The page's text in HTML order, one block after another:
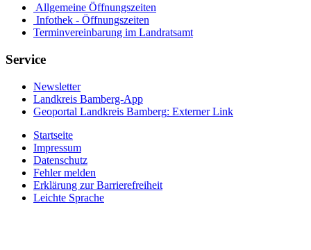
Allgemeine Öffnungszeiten
Infothek - Öffnungszeiten
Terminvereinbarung im Landratsamt
Service
Newsletter
Landkreis Bamberg-App
Geoportal Landkreis Bamberg: Externer Link
Startseite
Impressum
Datenschutz
Fehler melden
Erklärung zur Barrierefreiheit
Leichte Sprache